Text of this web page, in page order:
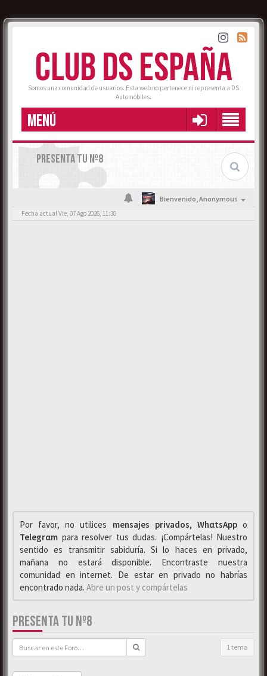
CLUB DS ESPAÑA
Somos una comunidad de usuarios. Esta web no pertenece ni representa a DS
Automobiles.
MENÚ
PRESENTA TU Nº8
Bienvenido,Anonymous
Fecha actual Vie, 07 Ago 2026, 11:30
Por favor, no utilices mensajes privados, WhαtsAppo
Telegrαm para resolver tus dudas. ¡Compártelas! Nuestro
sentido es transmitir sabiduría. Si lo haces en privado,
mañana no estará disponible. Encontraste nuestra
comunidad en internet. De estar en privado no habrías
encontrado nada. Abre un post y compártelas
PRESENTA TU Nº8
1 tema